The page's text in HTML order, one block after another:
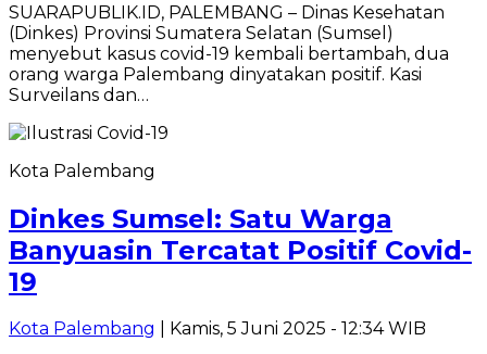
SUARAPUBLIK.ID, PALEMBANG – Dinas Kesehatan
(Dinkes) Provinsi Sumatera Selatan (Sumsel)
menyebut kasus covid-19 kembali bertambah, dua
orang warga Palembang dinyatakan positif. Kasi
Surveilans dan…
Kota Palembang
Dinkes Sumsel: Satu Warga
Banyuasin Tercatat Positif Covid-
19
Kota Palembang
| Kamis, 5 Juni 2025 - 12:34 WIB